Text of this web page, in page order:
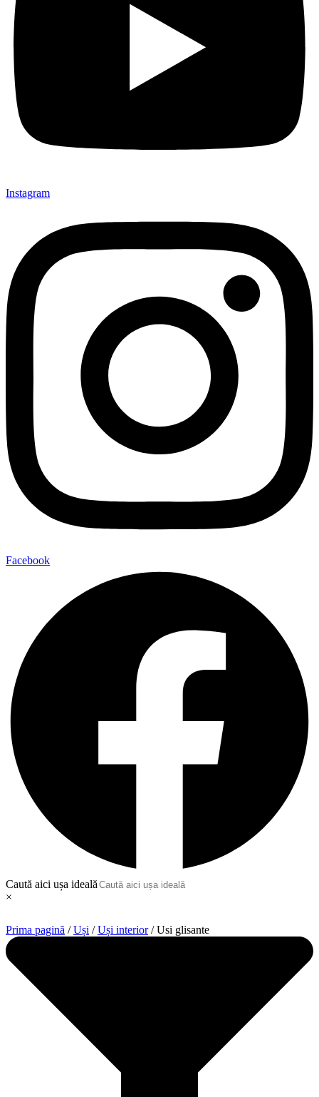
Instagram
Facebook
Caută aici ușa ideală
×
Prima pagină /Uși /Uși interior/ Usi glisante